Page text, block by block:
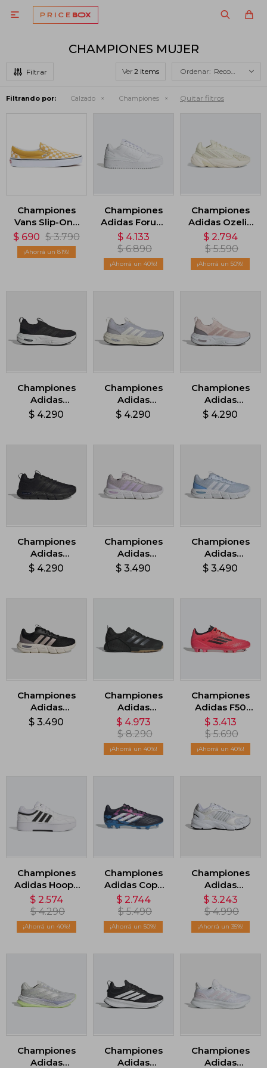

CHAMPIONES MUJER
Ver Recomendados
Filtrando por: Calzado Championes Quitar filtros
Championes
Vans Slip-On -
Amarillo
$ 690 $ 3.790
81
Championes
Adidas Forum
Bold - Blanco
$ 4.133
$ 6.890
40
Championes
Adidas Ozelia
- Rosa
$ 2.794
$ 5.590
50
Championes
Adidas
CloudFoam -
$ 4.290
Championes
Adidas
Cloudfoam
$ 4.290
Championes
Adidas
Cloudfoam
$ 4.290
Championes
Adidas
Cloudfoam
$ 4.290
Championes
Adidas
Cloudfoam
$ 3.490
Championes
Adidas
Cloudfoam
$ 3.490
Championes
Adidas
Cloudfoam
$ 3.490
Championes
Adidas
Dropset 3 -
Negro
$ 4.973
$ 8.290
40
Championes
Adidas F50
League -
Rosado
$ 3.413
$ 5.690
40
Championes
Adidas Hoops
3.0 Bold -
Blanco
$ 2.574
$ 4.290
40
Championes
Adidas Copa
Pure 2 League
Terreno Firme
- Multicolor
$ 2.744
$ 5.490
50
Championes
Adidas
Crazychaos
2000 - Blanco
$ 3.243
$ 4.990
35
Championes
Adidas
Championes
Adidas
Championes
Adidas